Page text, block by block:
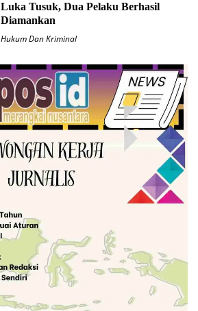
Luka Tusuk, Dua Pelaku Berhasil
Diamankan
Hukum Dan Kriminal